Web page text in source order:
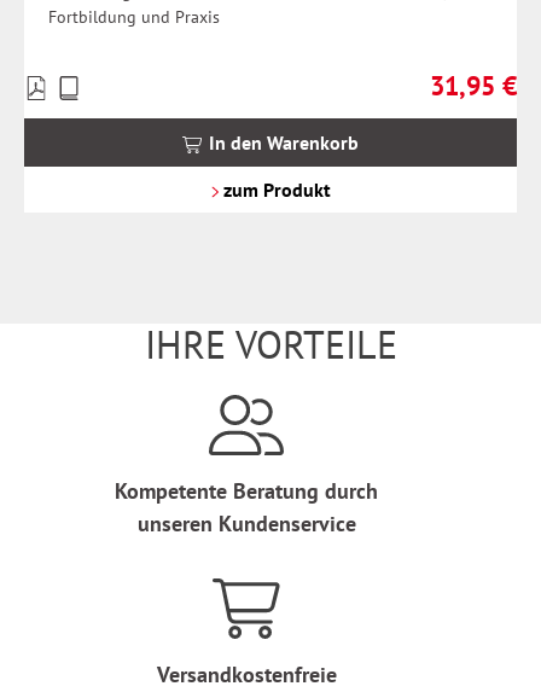
Fortbildung und Praxis
Regulärer
31,95 €
Preise
inkl.
In den Warenkorb
zum Produkt
IHRE VORTEILE
Kompetente Beratung durch
unseren Kundenservice
Versandkostenfreie